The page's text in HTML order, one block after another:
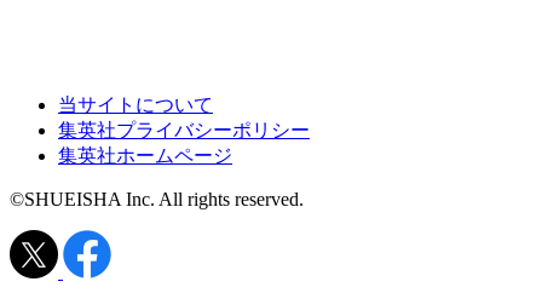
当サイトについて
集英社プライバシーポリシー
集英社ホームページ
©SHUEISHA Inc. All rights reserved.